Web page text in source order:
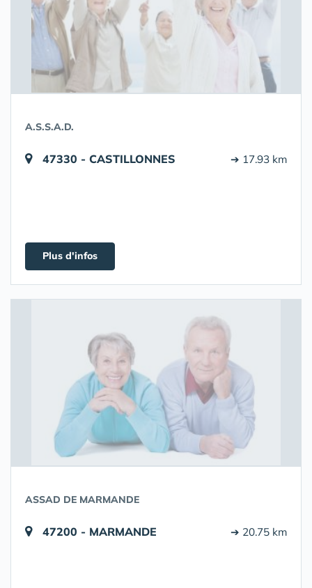
A.S.S.A.D.
47330 - CASTILLONNES ➔ 17.93 km
Plus d'infos
ASSAD DE MARMANDE
47200 - MARMANDE ➔ 20.75 km